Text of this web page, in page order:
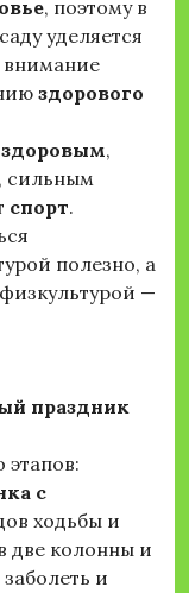
, поэтому в
уделяется
здорового
здоровым,
сильным
спорт.
полезно, а
—
праздник
этапов:
с
ходьбы и
две колонны и
и